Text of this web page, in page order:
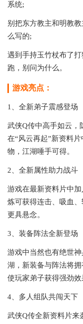
系统;
别把东方教主和明教
么写的;
遇到手持玉竹杖布了
跑，别问为什么。
游戏亮点：
1、全新弟子震感登场
武侠Q传中高手如云，
在“风云再起”新资料
物，江湖唾手可得。
2、全新属性助力战斗
游戏在最新资料片中
炼可获得连击、吸血
更具悬念。
3、装备阵法全新登场
游戏中当然也有绝世
湖，新装备与阵法将
使玩家弟子获得强劲效
4、多人组队共闯天下
武侠Q传全新资料片来